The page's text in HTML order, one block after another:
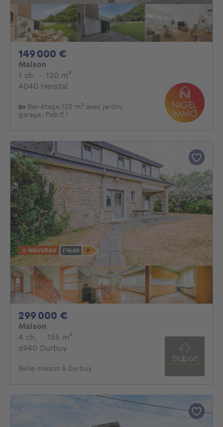
149 000 €
Maison
1 ch. 1 chambre
· 120 m²
4040 Herstal
🏡 Bel-étage,120 m² avec jardin,
garage, Peb:E !
NOUVEAU
299 000 €
Maison
4 ch. 4 chambres
· 155 m²
6940 Durbuy
Belle maison à Durbuy